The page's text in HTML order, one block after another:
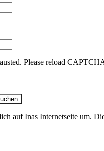
Please reload
auf Inas Internetseite um.